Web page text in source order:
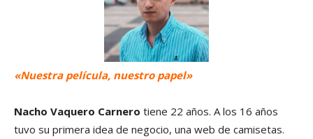
«Nuestra película, nuestro papel»
Nacho Vaquero Carnero tiene 22 años. A los 16 años
tuvo su primera idea de negocio, una web de camisetas.